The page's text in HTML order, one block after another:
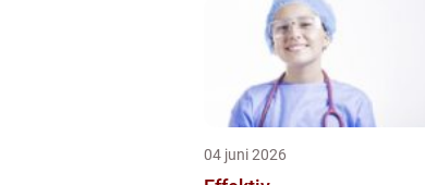
04 juni 2026